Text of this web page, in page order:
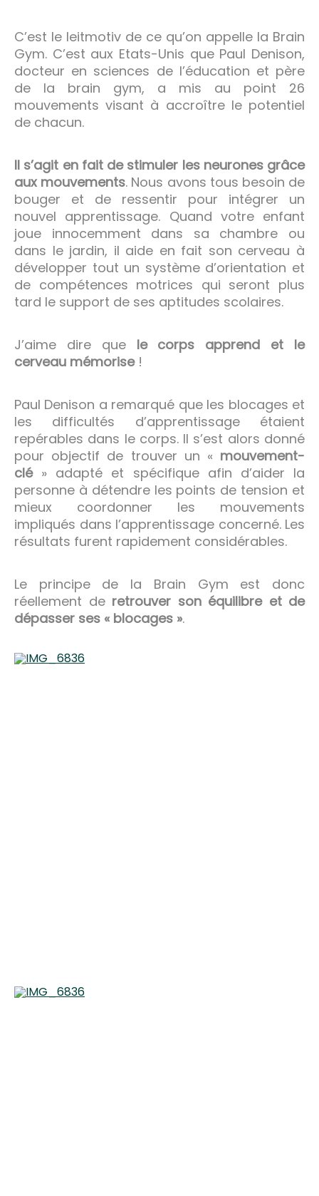
C’est le leitmotiv de ce qu’on appelle la Brain
Gym. C’est aux Etats-Unis que Paul Denison,
docteur en sciences de l’éducation et père
de la brain gym, a mis au point 26
mouvements visant à accroître le potentiel
de chacun.
Il s’agit en fait de stimuler les neurones grâce
aux mouvements. Nous avons tous besoin de
bouger et de ressentir pour intégrer un
nouvel apprentissage. Quand votre enfant
joue innocemment dans sa chambre ou
dans le jardin, il aide en fait son cerveau à
développer tout un système d’orientation et
de compétences motrices qui seront plus
tard le support de ses aptitudes scolaires.
J’aime dire que le corps apprend et le
cerveau mémorise!
Paul Denison a remarqué que les blocages et
les difficultés d’apprentissage étaient
repérables dans le corps. Il s’est alors donné
pour objectif de trouver un « mouvement-
clé » adapté et spécifique afin d’aider la
personne à détendre les points de tension et
mieux coordonner les mouvements
impliqués dans l’apprentissage concerné. Les
résultats furent rapidement considérables.
Le principe de la Brain Gym est donc
réellement de retrouver son équilibre et de
dépasser ses « blocages ».